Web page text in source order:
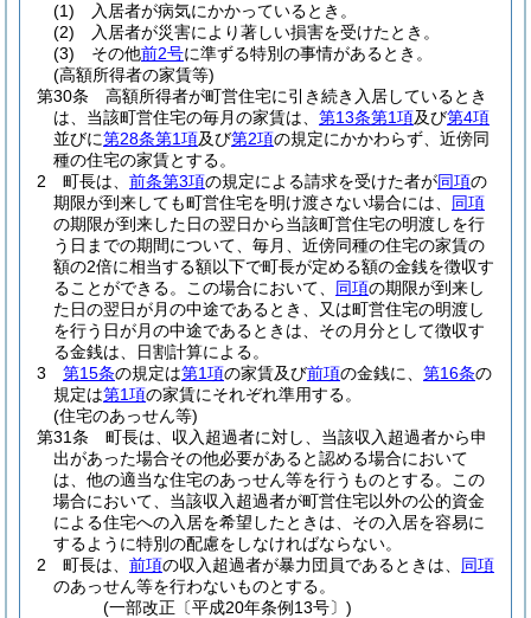
(1)
入居者が病気にかかっているとき。
(2)
入居者が災害により著しい損害を受けたとき。
(3)
その他前2号に準ずる特別の事情があるとき。
(高額所得者の家賃等)
第30条
高額所得者が町営住宅に引き続き入居しているとき
は、当該町営住宅の毎月の家賃は、 第13条第1項及び第4項
並びに第28条第1項及び第2項の規定にかかわらず、近傍同
種の住宅の家賃とする。
2
町長は、 前条第3項の規定による請求を受けた者が同項の
期限が到来しても町営住宅を明け渡さない場合には、 同項
の期限が到来した日の翌日から当該町営住宅の明渡しを行
う日までの期間について、毎月、近傍同種の住宅の家賃の
額の2倍に相当する額以下で町長が定める額の金銭を徴収す
ることができる。
この場合において、 同項の期限が到来し
た日の翌日が月の中途であるとき、又は町営住宅の明渡し
を行う日が月の中途であるときは、その月分として徴収す
る金銭は、日割計算による。
3
第15条の規定は第1項の家賃及び前項の金銭に、 第16条の
規定は第1項の家賃にそれぞれ準用する。
(住宅のあっせん等)
第31条
町長は、収入超過者に対し、当該収入超過者から申
出があった場合その他必要があると認める場合において
は、他の適当な住宅のあっせん等を行うものとする。
この
場合において、当該収入超過者が町営住宅以外の公的資金
による住宅への入居を希望したときは、その入居を容易に
するように特別の配慮をしなければならない。
2
町長は、 前項の収入超過者が暴力団員であるときは、 同項
のあっせん等を行わないものとする。
(一部改正〔平成20年条例13号〕)